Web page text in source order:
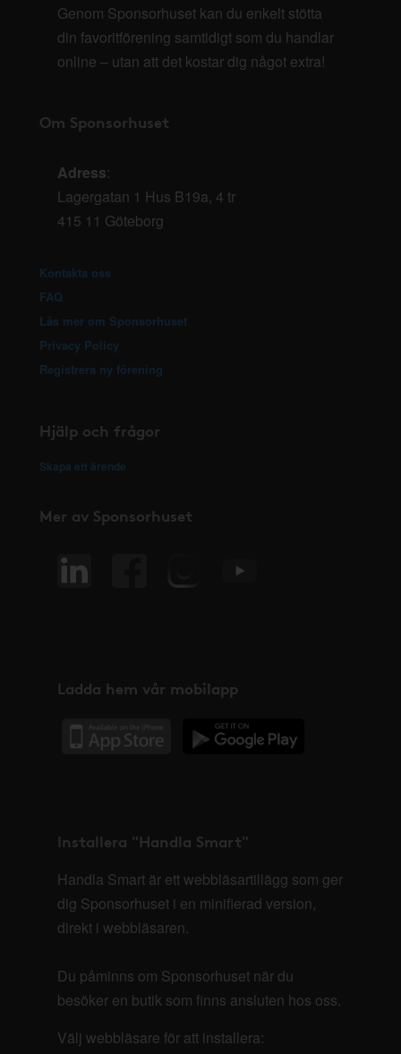
Genom Sponsorhuset kan du enkelt stötta
din favoritförening samtidigt som du handlar
online – utan att det kostar dig något extra!
Om Sponsorhuset
Adress:
Lagergatan 1 Hus B19a, 4 tr
415 11 Göteborg
Kontakta oss
FAQ
Läs mer om Sponsorhuset
Privacy Policy
Registrera ny förening
Hjälp och frågor
Skapa ett ärende
Mer av Sponsorhuset
Ladda hem vår mobilapp
Installera "Handla Smart"
Handla Smart är ett webbläsartillägg som ger
dig Sponsorhuset i en minifierad version,
direkt i webbläsaren.
Du påminns om Sponsorhuset när du
besöker en butik som finns ansluten hos oss.
Välj webbläsare för att installera: